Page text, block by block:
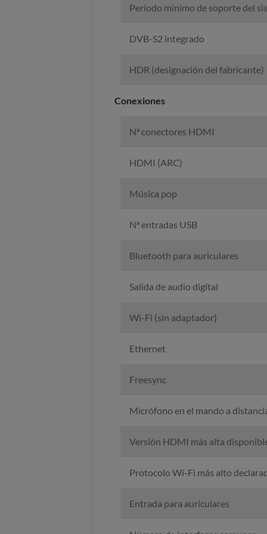
Período mínimo de soporte del
DVB-S2 integrado
HDR (designación del fabricante)
Conexiones
Nª conectores HDMI
HDMI (ARC)
Música pop
Nª entradas USB
Bluetooth para auriculares
Salida de audio digital
Wi-Fi (sin adaptador)
Ethernet
Freesync
Micrófono en el mando a
Versión HDMI más alta
Protocolo Wi-Fi más alto
Entrada para auriculares